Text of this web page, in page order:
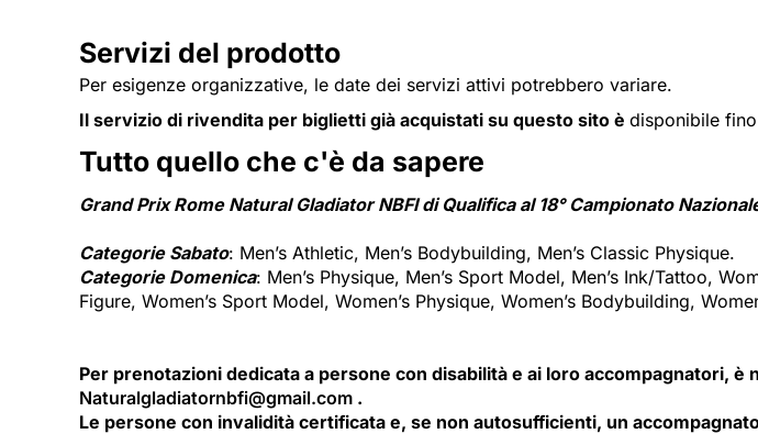
Servizi del prodotto
Per esigenze organizzative, le date dei servizi attivi potrebbero variare.
Il servizio di rivendita per biglietti già acquistati su questo sito è disponibile
Tutto quello che c'è da sapere
Grand Prix Rome Natural Gladiator NBFI di Qualifica al 18° Campionato
Categorie Sabato: Men’s Athletic, Men’s Bodybuilding, Men’s Classic Physique.
Categorie Domenica: Men’s Physique, Men’s Sport Model, Men’s Ink/Tattoo,
Figure, Women’s Sport Model, Women’s Physique, Women’s Bodybuilding,
Per prenotazioni dedicata a persone con disabilità e ai loro accompagnatori,
Naturalgladiatornbfi@gmail.com .
Le persone con invalidità certificata e, se non autosufficienti, un